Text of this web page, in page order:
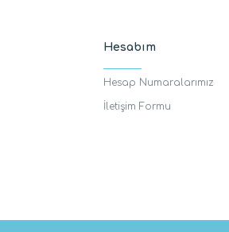
Hesabım
Hesap Numaralarımız
İletişim Formu